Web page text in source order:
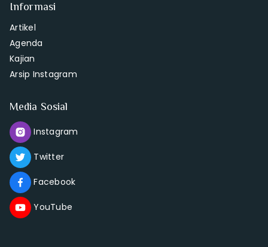
Informasi
Artikel
Agenda
Kajian
Arsip Instagram
Media Sosial
Instagram
Twitter
Facebook
YouTube